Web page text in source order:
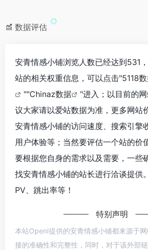
数据评估
安青情感小铺浏览人数已经达到531
站的相关权重信息，可以点击"5118
""Chinaz数据
"进入；以目前的
议大家请以爱站数据为准，更多网站
安青情感小铺的访问速度、搜索引擎
用户体验等；当然要评估一个站的价
要根据您自身的需求以及需要，一些
找安青情感小铺的站长进行洽谈提供
PV、跳出率等！
特别声明
本站OpenI提供的安青情感小铺都来源于
接的准确性和完整性，同时，对于该外部